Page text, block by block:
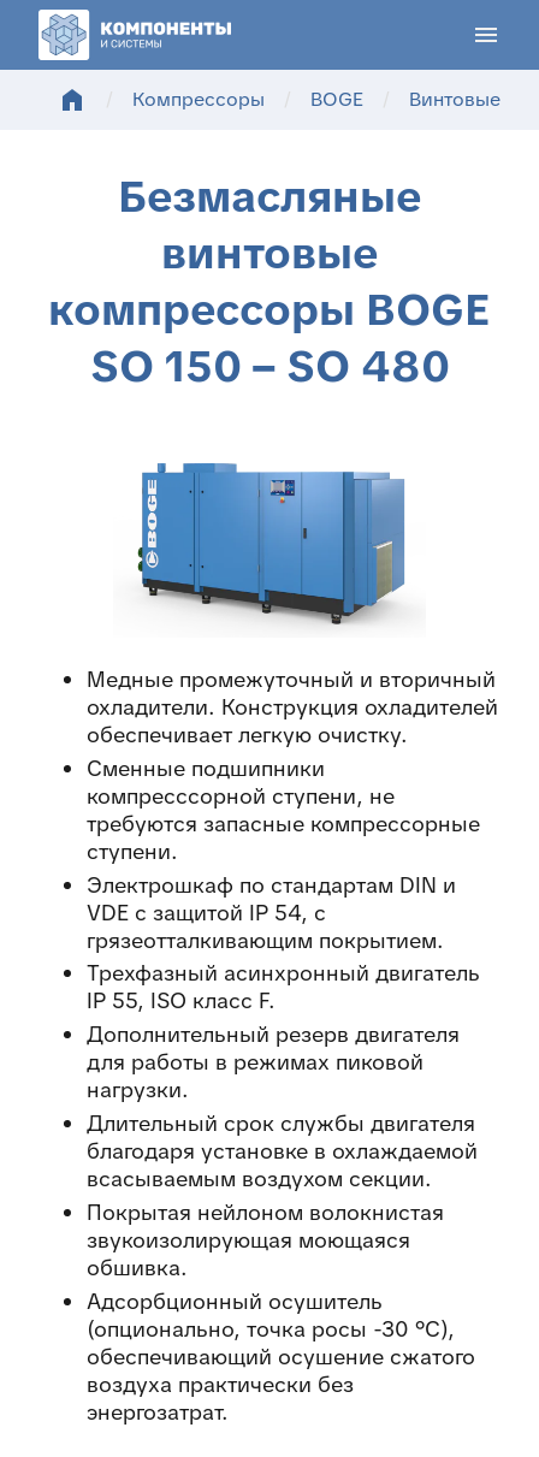
menu
home
/ Компрессоры / BOGE /
Безмасляные
винтовые
компрессоры BOGE
SO 150 – SO 480
Медные промежуточный и вторичный
охладители. Конструкция охладителей
обеспечивает легкую очистку.
Сменные подшипники
компресссорной ступени, не
требуются запасные компрессорные
ступени.
Электрошкаф по стандартам DIN и
VDE с защитой IP 54, с
грязеотталкивающим покрытием.
Трехфазный асинхронный двигатель
IP 55, ISO класс F.
Дополнительный резерв двигателя
для работы в режимах пиковой
нагрузки.
Длительный срок службы двигателя
благодаря установке в охлаждаемой
всасываемым воздухом секции.
Покрытая нейлоном волокнистая
звукоизолирующая моющаяся
обшивка.
Адсорбционный осушитель
(опционально, точка росы -30 °C),
обеспечивающий осушение сжатого
воздуха практически без
энергозатрат.